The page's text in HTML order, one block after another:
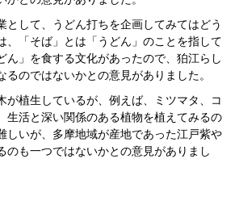
として、うどん打ちを企画してみてはどう
、「そば」とは「うどん」のことを指して
ん」を食する文化があったので、狛江らし
るのではないかとの意見がありました。
が植生しているが、例えば、ミツマタ、コ
生活と深い関係のある植物を植えてみるの
しいが、多摩地域が産地であった江戸紫や
のも一つではないかとの意見がありまし